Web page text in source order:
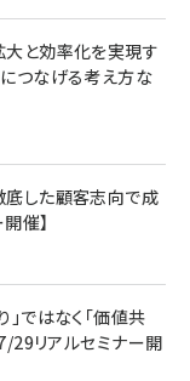
大と効率化を実現す
につなげる考え方な
底した顧客志向で成
催】
ではなく「価値共
29リアルセミナー開